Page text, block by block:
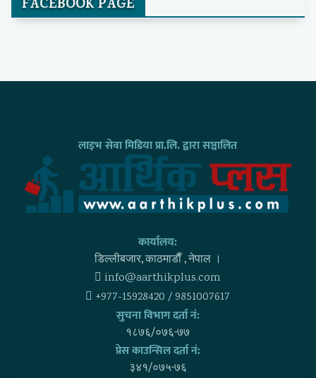
FACEBOOK PAGE
लाइभ सेवा मिडिया प्रा.लि. द्वारा सञ्चालित
कार्यालय:
डिल्लीबजार, काठमाडाैँ , नेपाल ।
info@aarthikplus.com
+977-15928420 / 9851007617
सुचना विभाग दर्ता नं:
१८७६/०७६-७७
प्रेस काउन्सिल दर्ता नं:
३४१/०७५-७६